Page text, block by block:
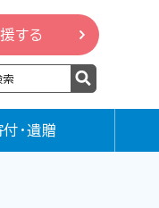
する
付・遺贈